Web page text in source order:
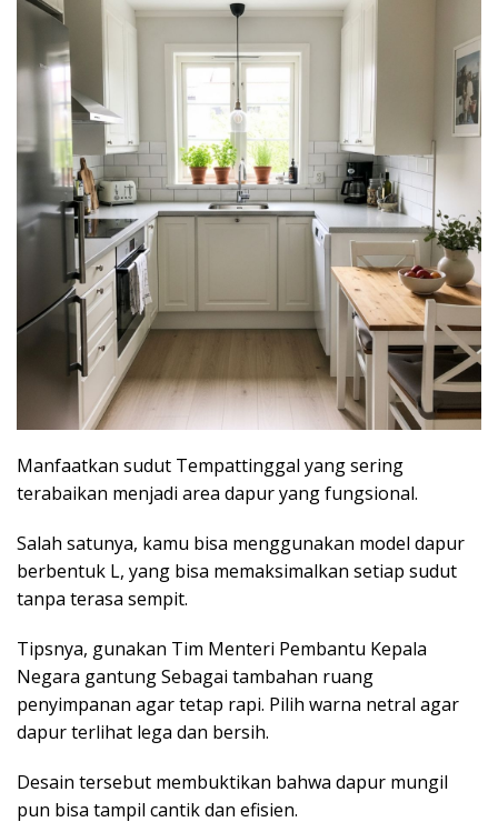
Manfaatkan sudut Tempattinggal yang sering
terabaikan menjadi area dapur yang fungsional.
Salah satunya, kamu bisa menggunakan model dapur
berbentuk L, yang bisa memaksimalkan setiap sudut
tanpa terasa sempit.
Tipsnya, gunakan Tim Menteri Pembantu Kepala
Negara gantung Sebagai tambahan ruang
penyimpanan agar tetap rapi. Pilih warna netral agar
dapur terlihat lega dan bersih.
Desain tersebut membuktikan bahwa dapur mungil
pun bisa tampil cantik dan efisien.